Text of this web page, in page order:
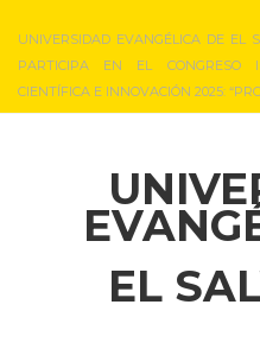
UNIVERSIDAD EVANGÉLICA DE EL
PARTICIPA EN EL CONGRESO
CIENTÍFICA E INNOVACIÓN 2025:
EL